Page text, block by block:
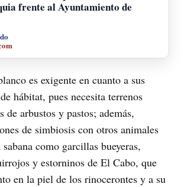
frente al Ayuntamiento de
es exigente en cuanto a sus
hábitat, pues necesita terrenos
de arbustos y pastos; además,
de simbiosis con otros animales
como garcillas bueyeras,
y estorninos de El Cabo, que
en la piel de los rinocerontes y a su